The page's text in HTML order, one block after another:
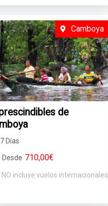
de
7 Días
Desde 710,00€
NO incluye vuelos internacionales
Camboya